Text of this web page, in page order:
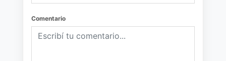
Comentario